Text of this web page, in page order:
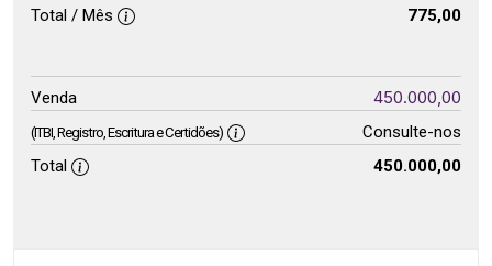
Total / Mês 775,00
Venda 450.000,00
(ITBI, Registro, Escritura e Certidões)
Consulte-nos
Total
450.000,00